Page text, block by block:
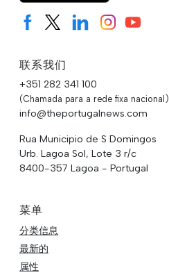
联系我们
+351 282 341 100
(Chamada para a rede fixa nacional)
info@theportugalnews.com
Rua Municipio de S Domingos
Urb. Lagoa Sol, Lote 3 r/c
8400-357 Lagoa - Portugal
菜单
分类信息
最新的
属性